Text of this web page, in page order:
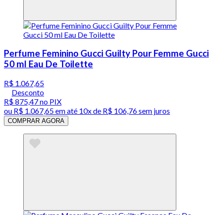
Perfume Feminino Gucci Guilty Pour Femme Gucci
50 ml Eau De Toilette
R$ 1.067,65
Desconto
R$ 875,47no PIX
ou R$ 1.067,65em até 10x de R$ 106,76 sem juros
COMPRAR AGORA